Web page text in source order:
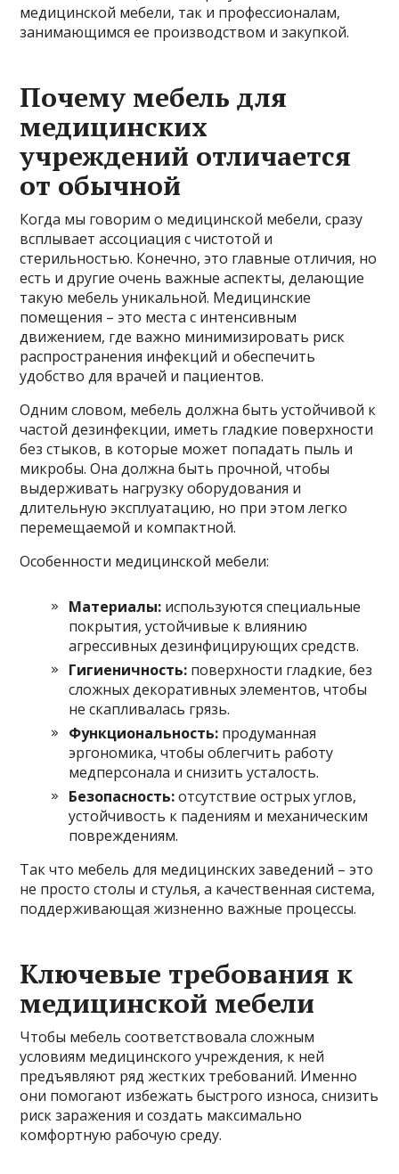
медицинской мебели, так и профессионалам,
занимающимся ее производством и закупкой.
Почему мебель для
медицинских
учреждений отличается
от обычной
Когда мы говорим о медицинской мебели, сразу
всплывает ассоциация с чистотой и
стерильностью. Конечно, это главные отличия, но
есть и другие очень важные аспекты, делающие
такую мебель уникальной. Медицинские
помещения – это места с интенсивным
движением, где важно минимизировать риск
распространения инфекций и обеспечить
удобство для врачей и пациентов.
Одним словом, мебель должна быть устойчивой к
частой дезинфекции, иметь гладкие поверхности
без стыков, в которые может попадать пыль и
микробы. Она должна быть прочной, чтобы
выдерживать нагрузку оборудования и
длительную эксплуатацию, но при этом легко
перемещаемой и компактной.
Особенности медицинской мебели:
Материалы: используются специальные
покрытия, устойчивые к влиянию
агрессивных дезинфицирующих средств.
Гигиеничность: поверхности гладкие, без
сложных декоративных элементов, чтобы
не скапливалась грязь.
Функциональность: продуманная
эргономика, чтобы облегчить работу
медперсонала и снизить усталость.
Безопасность:отсутствие острых углов,
устойчивость к падениям и механическим
повреждениям.
Так что мебель для медицинских заведений – это
не просто столы и стулья, а качественная система,
поддерживающая жизненно важные процессы.
Ключевые требования к
медицинской мебели
Чтобы мебель соответствовала сложным
условиям медицинского учреждения, к ней
предъявляют ряд жестких требований. Именно
они помогают избежать быстрого износа, снизить
риск заражения и создать максимально
комфортную рабочую среду.